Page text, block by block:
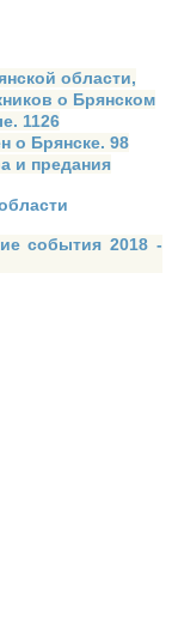
области,
о Брянском
1126
о Брянске. 98
и предания
события 2018 -